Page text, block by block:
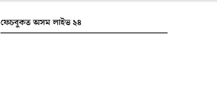
ফেচবুকত অসম লাইভ ২৪